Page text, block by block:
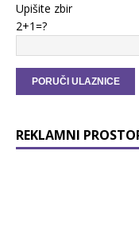
Upišite zbir
2+1=?
REKLAMNI